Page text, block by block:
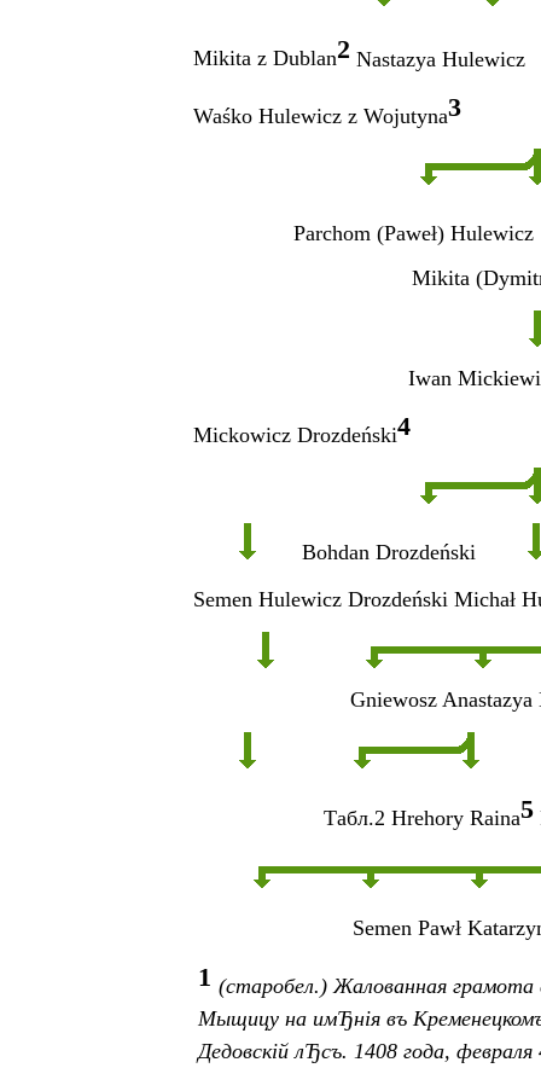
Mikita z Dublan2 Nastazya Hulewicz
Waśko Hulewicz z Wojutyna3
Parchom (Paweł) Hulewicz
Mikita
Iwan
Mickowicz Drozdeński4
Bohdan Drozdeński
Semen Hulewicz Drozdeński Michał
Gniewosz Anastazya
Табл.2 Hrehory Raina5
Semen Pawł
1 (старобел.) Жалованная грамота
Мыщицу нa имЂнія въ
Дедовскій лЂсъ. 1408 года, февраля